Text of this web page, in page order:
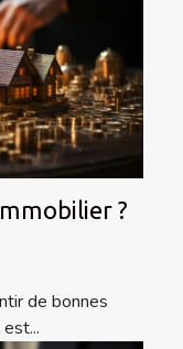
?
de bonnes